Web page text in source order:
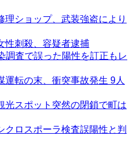
理ショップ、武装強盗により
性刺殺、容疑者逮捕
調査で誤った陽性を訂正もレ
運転の末、衝突事故発生 9人
光スポット突然の閉鎖で町は
クロスポーラ検査誤陽性と判